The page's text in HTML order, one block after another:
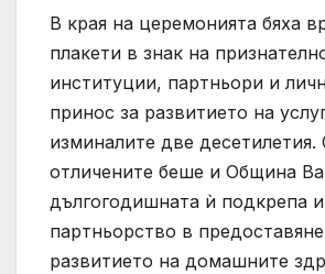
В края на церемонията бяха
плакети в знак на
институции, партньори и
принос за развитието на
изминалите две десетилетия.
отличените беше и Община
дългогодишната ѝ подкрепа и
партньорство в
развитието на домашните